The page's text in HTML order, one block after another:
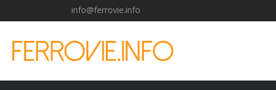
info@ferrovie.info